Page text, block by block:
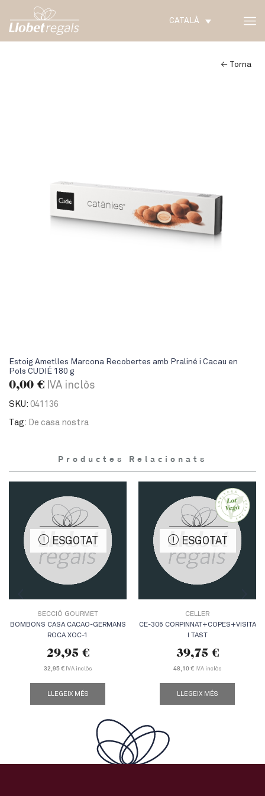
CATALÀ
← Torna
Estoig Ametlles Marcona Recobertes amb Praliné i Cacau en
Pols CUDIÉ 180 g
0,00 € IVA inclòs
SKU: 041136
Tag: De casa nostra
Productes Relacionats
ESGOTAT
SECCIÓ GOURMET
BOMBONS CASA CACAO-GERMANS
ROCA XOC-1
29,95 €
32,95 € IVA inclòs
LLEGEIX MÉS
ESGOTAT
CELLER
CE-306 CORPINNAT+COPES+VISITA
I TAST
39,75 €
48,10 € IVA inclòs
LLEGEIX MÉS